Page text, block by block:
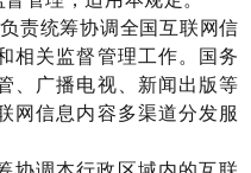
责统筹协调全国互联网信
相关监督管理工作。 国务
、广播电视、新闻出版等
网信息内容多渠道分发服